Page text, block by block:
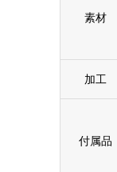
素材
加工
付属品